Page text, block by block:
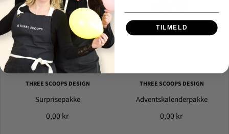
THREE SCOOPS DESIGN
Surprisepakke
0,00 kr
THREE SCOOPS DESIGN
Adventskalenderpakke
0,00 kr
TILMELD